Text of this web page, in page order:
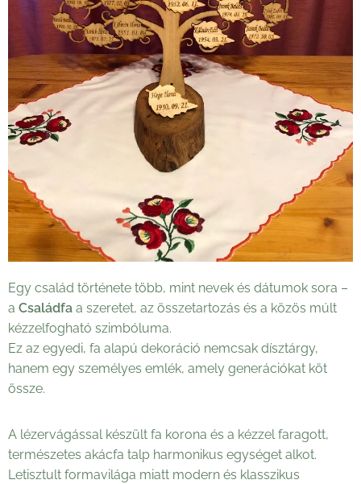
Egy család története több, mint nevek és dátumok sora –
a Családfa a szeretet, az összetartozás és a közös múlt
kézzelfogható szimbóluma.
Ez az egyedi, fa alapú dekoráció nemcsak dísztárgy,
hanem egy személyes emlék, amely generációkat köt
össze.
A lézervágással készült fa korona és a kézzel faragott,
természetes akácfa talp harmonikus egységet alkot.
Letisztult formavilága miatt modern és klasszikus